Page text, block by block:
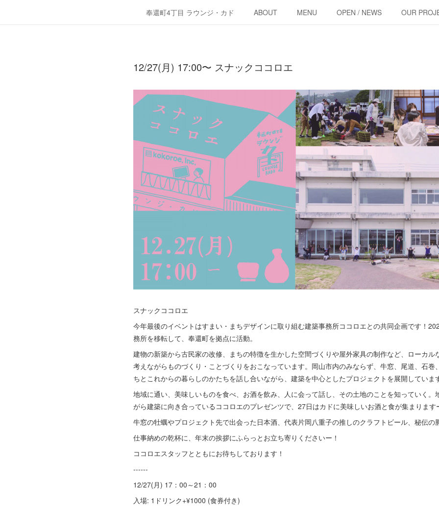
奉還町4丁目 ラウンジ・カド ABOUT MENU OPEN / NEWS OUR
12/27(月) 17:00〜 スナックココロエ
スナックココロエ
今年最後のイベントはすまい・まちデザインに取り組む建築事務所ココロエとの共同企画です！
務所を移転して、奉還町を拠点に活動。
建物の新築から古民家の改修、まちの特徴を生かした空間づくりや屋外家具の制作など、ローカル
考えながらものづくり・ことづくりをおこなっています。岡山市内のみならず、牛窓、尾道、石巻
ちとこれからの暮らしのかたちを話し合いながら、建築を中心としたプロジェクトを展開していま
地域に通い、美味しいものを食べ、お酒を飲み、人に会って話し、その土地のことを知っていく。
がら建築に向き合っているココロエのプレゼンツで、27日はカドに美味しいお酒と食が集まります
牛窓の牡蠣やプロジェクト先で出会った日本酒、代表片岡八重子の推しのクラフトビール、秘伝の
仕事納めの乾杯に、年末の挨拶にふらっとお立ち寄りくださいー！
ココロエスタッフとともにお待ちしております！
------
12/27(月) 17：00～21：00
入場: 1ドリンク+¥1000 (食券付き)